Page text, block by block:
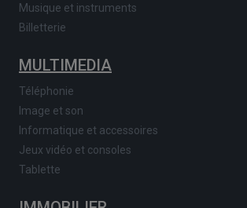
Musique et instruments
Billetterie
MULTIMEDIA
Téléphonie
Image et son
Informatique et accessoires
Jeux vidéo et consoles
Tablette